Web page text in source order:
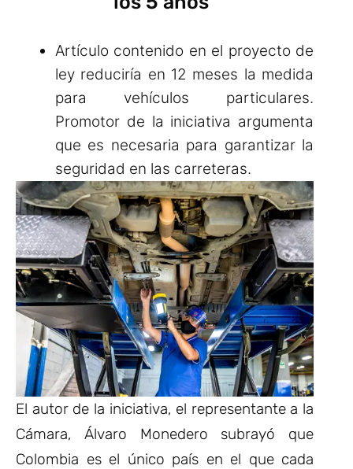
Artículo contenido en el proyecto de
ley reduciría en 12 meses la medida
para vehículos particulares.
Promotor de la iniciativa argumenta
que es necesaria para garantizar la
seguridad en las carreteras.
El autor de la iniciativa, el representante a la
Cámara, Álvaro Monedero subrayó que
Colombia es el único país en el que cada